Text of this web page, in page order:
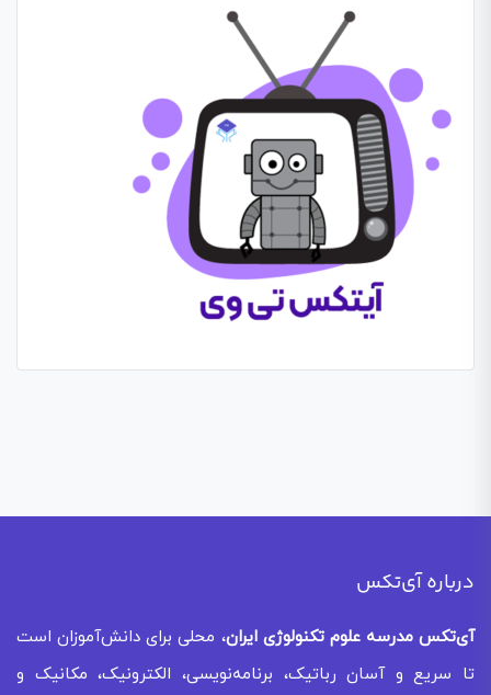
درباره آی‌تکس
آی‌تکس مدرسه علوم تکنولوژی ایران، محلی برای دانش‌آموزان است
تا سریع و آسان رباتیک، برنامه‌نویسی، الکترونیک، مکانیک و